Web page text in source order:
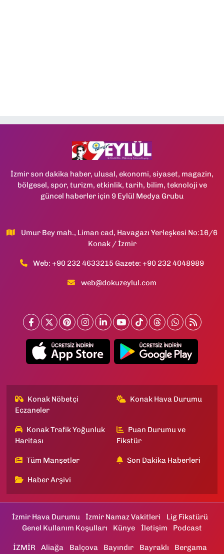
İzmir son dakika haber, ulusal, ekonomi, siyaset, magazin,
bölgesel, spor, turizm, etkinlik, tarih, bilim, teknoloji ve
güncel haberler için 9 Eylül Medya Grubu
Umur Bey mah., Liman cad, Havagazı Yerleşkesi No:16/6
Konak / İzmir
Web: +90 232 4633215 Gazete: +90 232 4048989
web@dokuzeylul.com
Konak Nöbetçi
Eczaneler
Konak Hava Durumu
Konak Trafik Yoğunluk
Haritası
Puan Durumu ve
Fikstür
Tüm Manşetler Son Dakika Haberleri
Haber Arşivi
İzmir Hava Durumu İzmir Namaz Vakitleri
Lig Fikstürü
Genel Kullanım Koşulları
Künye İletişim Podcast
İZMİR Aliağa Balçova Bayındır Bayraklı Bergama